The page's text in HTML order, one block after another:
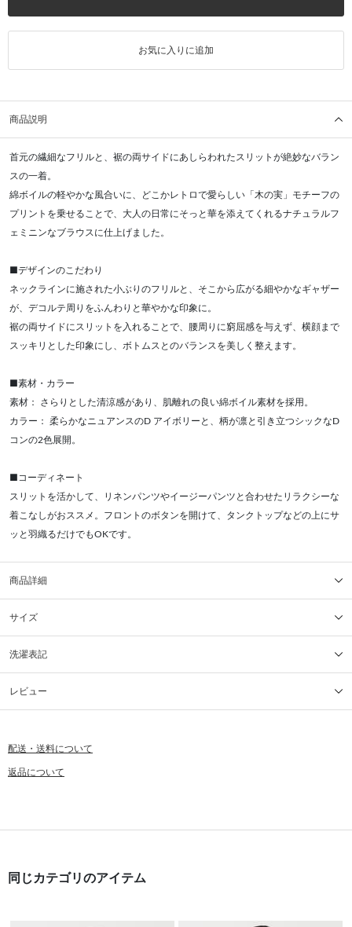
お気に入りに追加
商品説明
首元の繊細なフリルと、裾の両サイドにあしらわれたスリットが絶妙なバラン
スの一着。
綿ボイルの軽やかな風合いに、どこかレトロで愛らしい「木の実」モチーフの
プリントを乗せることで、大人の日常にそっと華を添えてくれるナチュラルフ
ェミニンなブラウスに仕上げました。
■デザインのこだわり
ネックラインに施された小ぶりのフリルと、そこから広がる細やかなギャザー
が、デコルテ周りをふんわりと華やかな印象に。
裾の両サイドにスリットを入れることで、腰周りに窮屈感を与えず、横顔まで
スッキリとした印象にし、ボトムスとのバランスを美しく整えます。
■素材・カラー
素材： さらりとした清涼感があり、肌離れの良い綿ボイル素材を採用。
カラー： 柔らかなニュアンスのD アイボリーと、柄が凛と引き立つシックなD
コンの2色展開。
■コーディネート
スリットを活かして、リネンパンツやイージーパンツと合わせたリラクシーな
着こなしがおススメ。フロントのボタンを開けて、タンクトップなどの上にサ
ッと羽織るだけでもOKです。
商品詳細
サイズ
洗濯表記
レビュー
配送・送料について
返品について
同じカテゴリのアイテム